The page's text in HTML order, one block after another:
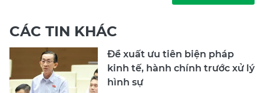
CÁC TIN KHÁC
Đề xuất ưu tiên biện pháp
kinh tế, hành chính trước xử lý
hình sự